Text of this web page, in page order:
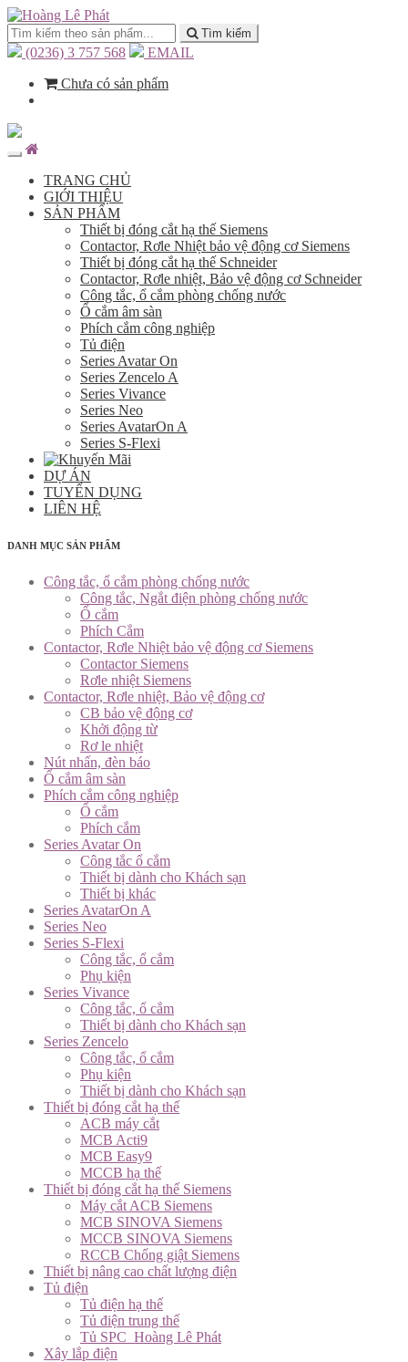
Tìm kiếm
(0236) 3 757 568
EMAIL
Chưa có sản phẩm
TRANG CHỦ
GIỚI THIỆU
SẢN PHẨM
Thiết bị đóng cắt hạ thế Siemens
Contactor, Rơle Nhiệt bảo vệ động cơ Siemens
Thiết bị đóng cắt hạ thế Schneider
Contactor, Rơle nhiệt, Bảo vệ động cơ Schneider
Công tắc, ổ cắm phòng chống nước
Ổ cắm âm sàn
Phích cắm công nghiệp
Tủ điện
Series Avatar On
Series Zencelo A
Series Vivance
Series Neo
Series AvatarOn A
Series S-Flexi
DỰ ÁN
TUYỂN DỤNG
LIÊN HỆ
DANH MỤC SẢN PHẨM
Công tắc, ổ cắm phòng chống nước
Công tắc, Ngắt điện phòng chống nước
Ổ cắm
Phích Cắm
Contactor, Rơle Nhiệt bảo vệ động cơ Siemens
Contactor Siemens
Rơle nhiệt Siemens
Contactor, Rơle nhiệt, Bảo vệ động cơ
CB bảo vệ động cơ
Khởi động từ
Rơ le nhiệt
Nút nhấn, đèn báo
Ổ cắm âm sàn
Phích cắm công nghiệp
Ổ cắm
Phích cắm
Series Avatar On
Công tắc ổ cắm
Thiết bị dành cho Khách sạn
Thiết bị khác
Series AvatarOn A
Series Neo
Series S-Flexi
Công tắc, ổ cắm
Phụ kiện
Series Vivance
Công tắc, ổ cắm
Thiết bị dành cho Khách sạn
Series Zencelo
Công tắc, ổ cắm
Phụ kiện
Thiết bị dành cho Khách sạn
Thiết bị đóng cắt hạ thế
ACB máy cắt
MCB Acti9
MCB Easy9
MCCB hạ thế
Thiết bị đóng cắt hạ thế Siemens
Máy cắt ACB Siemens
MCB SINOVA Siemens
MCCB SINOVA Siemens
RCCB Chống giật Siemens
Thiết bị nâng cao chất lượng điện
Tủ điện
Tủ điện hạ thế
Tủ điện trung thế
Tủ SPC_Hoàng Lê Phát
Xây lắp điện